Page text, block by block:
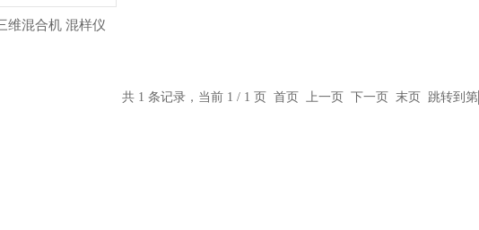
维混合机 混样仪
共 1 条记录，当前 1 / 1 页 首页 上一页 下一页 末页 跳转到第